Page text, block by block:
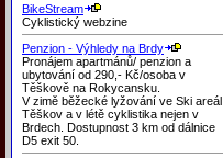
BikeStream
Cyklistický webzine
Penzion - Výhledy na Brdy
Pronájem apartmánů/ penzion a
ubytování od 290,- Kč/osoba v
Těškově na Rokycansku.
V zimě běžecké lyžování ve Ski areál
Těškov a v létě cyklistika nejen v
Brdech. Dostupnost 3 km od dálnice
D5 exit 50.